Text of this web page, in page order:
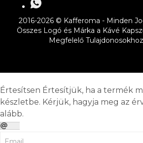
2016-2026 © Kafferoma - Minden
Összes Logó és Márka a Kávé
Megfelelő
Értesítsen Értesítjük, ha a termék
készletbe. Kérjük, hagyja meg az
alább.